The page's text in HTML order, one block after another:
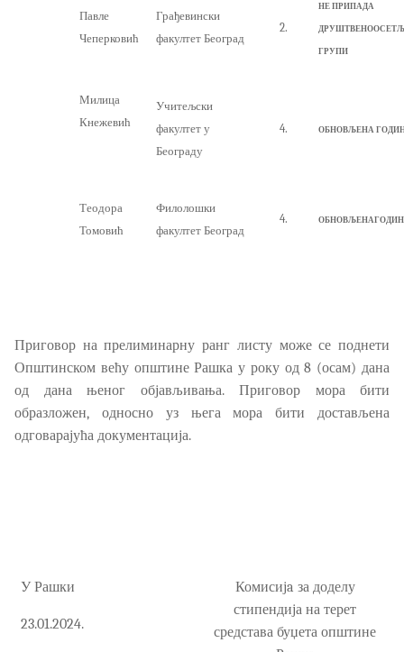
Павле
Чеперковић
Грађевински
факултет Београд
2.
НЕ ПРИПАДА
ГРУПИ
Милица
Кнежевић
Учитељски
факултет у
Београду
4. ОБНОВЉЕНА
Теодора
Томовић
Филолошки
факултет Београд
4. ОБНОВЉЕНАГОДИН
Приговор на прелиминарну ранг листу може се поднети
Општинском већу општине Рашка у року од 8 (осам) дана
од дана њеног објављивања. Приговор мора бити
образложен, односно уз њега мора бити достављена
одговарајућа документација.
У Рашки
23.01.2024.
Комисијa за доделу
стипендија на терет
средстава буџета општине